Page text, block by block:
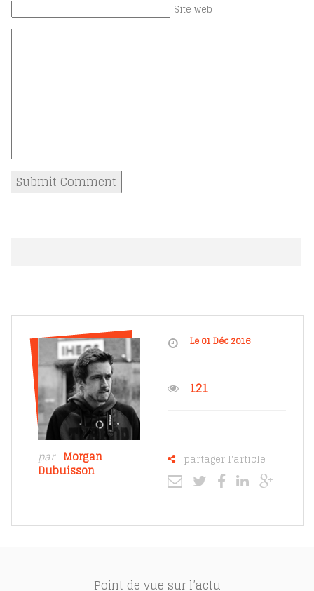
Site web
par Morgan
Dubuisson
Le 01 Déc 2016
121
partager l'article
Point de vue sur l’actu